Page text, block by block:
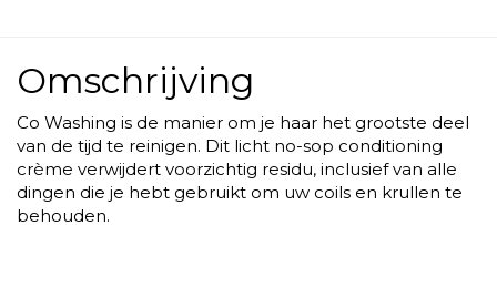
Omschrijving
Co Washing is de manier om je haar het grootste deel
van de tijd te reinigen. Dit licht no-sop conditioning
crème verwijdert voorzichtig residu, inclusief van alle
dingen die je hebt gebruikt om uw coils en krullen te
behouden.